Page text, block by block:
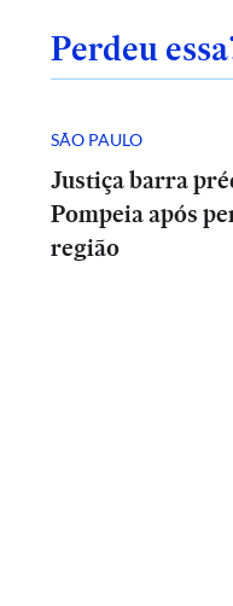
Perdeu
SÃO PAULO
Justiça barra
Pompeia após
região